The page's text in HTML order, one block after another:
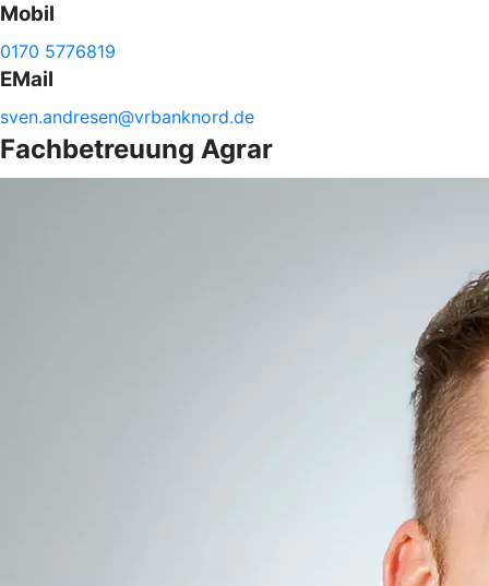
Mobil
0170 5776819
EMail
sven.andresen@vrbanknord.de
Fachbetreuung Agrar